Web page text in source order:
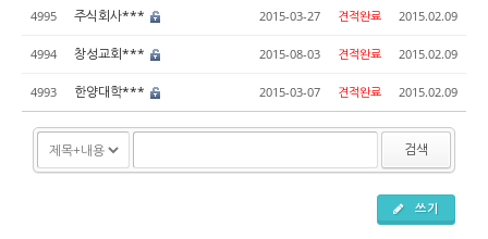
4995 주식회사*** 2015-03-27 견적완료 2015.02.09
4994 창성교회*** 2015-08-03 견적완료 2015.02.09
4993 한양대학*** 2015-03-07 견적완료 2015.02.09
검색
쓰기